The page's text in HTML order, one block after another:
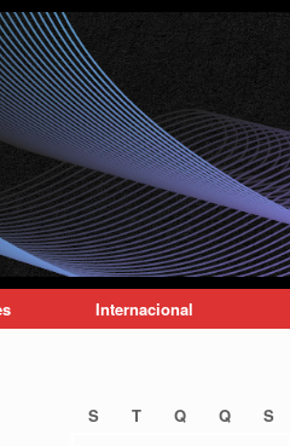
Internacional
S
T Q Q S